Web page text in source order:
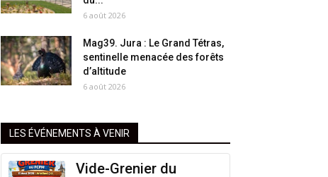
6 août 2026
Mag39. Jura : Le Grand Tétras,
sentinelle menacée des forêts
d’altitude
6 août 2026
LES ÉVÉNEMENTS À VENIR
Vide-Grenier du